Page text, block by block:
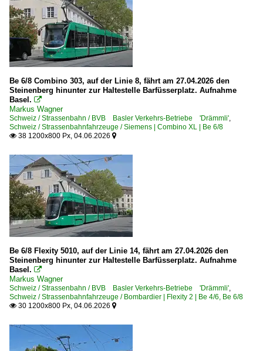
Be 6/8 Combino 303, auf der Linie 8, fährt am 27.04.2026 den
Steinenberg hinunter zur Haltestelle Barfüsserplatz. Aufnahme
Basel. 
Markus Wagner
Schweiz / Strassenbahn / BVB Basler Verkehrs-Betriebe 'Drämmli'
Schweiz / Strassenbahnfahrzeuge / Siemens | Combino XL | Be 6/8
 38 1200x800 Px, 04.06.2026 
Be 6/8 Flexity 5010, auf der Linie 14, fährt am 27.04.2026 den
Steinenberg hinunter zur Haltestelle Barfüsserplatz. Aufnahme
Basel. 
Markus Wagner
Schweiz / Strassenbahn / BVB Basler Verkehrs-Betriebe 'Drämmli'
Schweiz / Strassenbahnfahrzeuge / Bombardier | Flexity 2 | Be 4/6, Be 6/8
 30 1200x800 Px, 04.06.2026 